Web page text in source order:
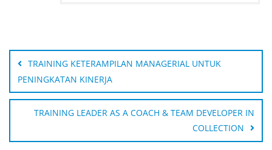
Post
navigation
TRAINING KETERAMPILAN MANAGERIAL UNTUK
PENINGKATAN KINERJA
TRAINING LEADER AS A COACH & TEAM DEVELOPER IN
COLLECTION